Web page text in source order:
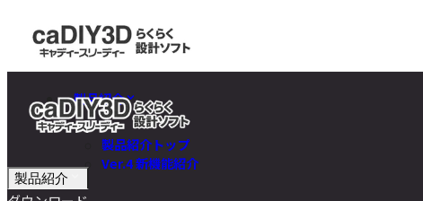
製品紹介
製品紹介トップ
Ver.4 新機能紹介
製品紹介